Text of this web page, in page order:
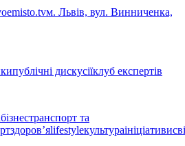
м. Львів, вул. Винниченка,
публічні дискусіїклуб експертів
бізнестранспорт та
здоровʼяlifestyleкультураініціативи